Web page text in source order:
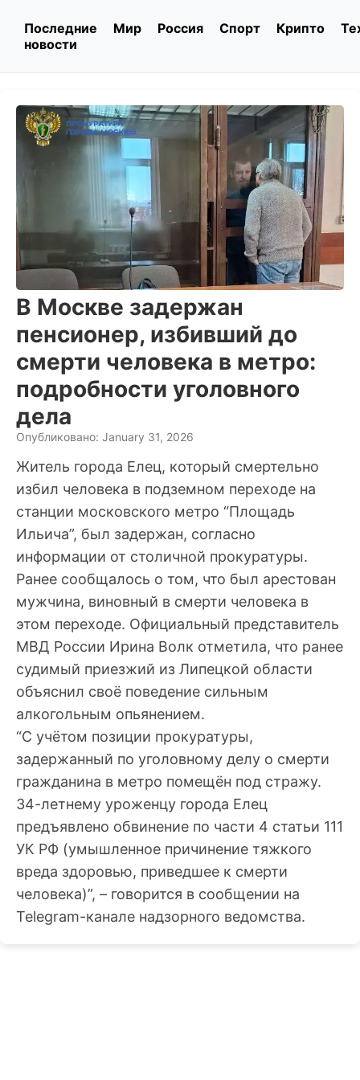
Последние
новости
Мир Россия Спорт Крипто
В Москве задержан
пенсионер, избивший до
смерти человека в метро:
подробности уголовного
дела
Опубликовано: January 31, 2026
Житель города Елец, который смертельно
избил человека в подземном переходе на
станции московского метро “Площадь
Ильича”, был задержан, согласно
информации от столичной прокуратуры.
Ранее сообщалось о том, что был арестован
мужчина, виновный в смерти человека в
этом переходе. Официальный представитель
МВД России Ирина Волк отметила, что ранее
судимый приезжий из Липецкой области
объяснил своё поведение сильным
алкогольным опьянением.
“С учётом позиции прокуратуры,
задержанный по уголовному делу о смерти
гражданина в метро помещён под стражу.
34-летнему уроженцу города Елец
предъявлено обвинение по части 4 статьи 111
УК РФ (умышленное причинение тяжкого
вреда здоровью, приведшее к смерти
человека)”, – говорится в сообщении на
Telegram-канале надзорного ведомства.